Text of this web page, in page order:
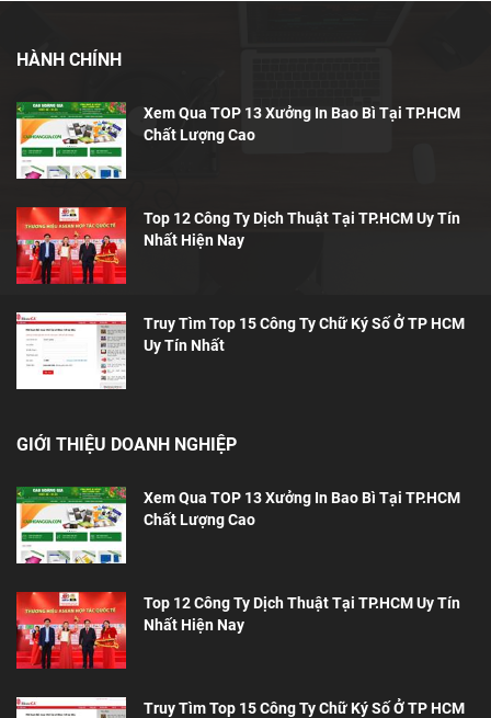
HÀNH CHÍNH
Xem Qua TOP 13 Xưởng In Bao Bì Tại TP.HCM
Chất Lượng Cao
Top 12 Công Ty Dịch Thuật Tại TP.HCM Uy Tín
Nhất Hiện Nay
Truy Tìm Top 15 Công Ty Chữ Ký Số Ở TP HCM
Uy Tín Nhất
GIỚI THIỆU DOANH NGHIỆP
Xem Qua TOP 13 Xưởng In Bao Bì Tại TP.HCM
Chất Lượng Cao
Top 12 Công Ty Dịch Thuật Tại TP.HCM Uy Tín
Nhất Hiện Nay
Truy Tìm Top 15 Công Ty Chữ Ký Số Ở TP HCM